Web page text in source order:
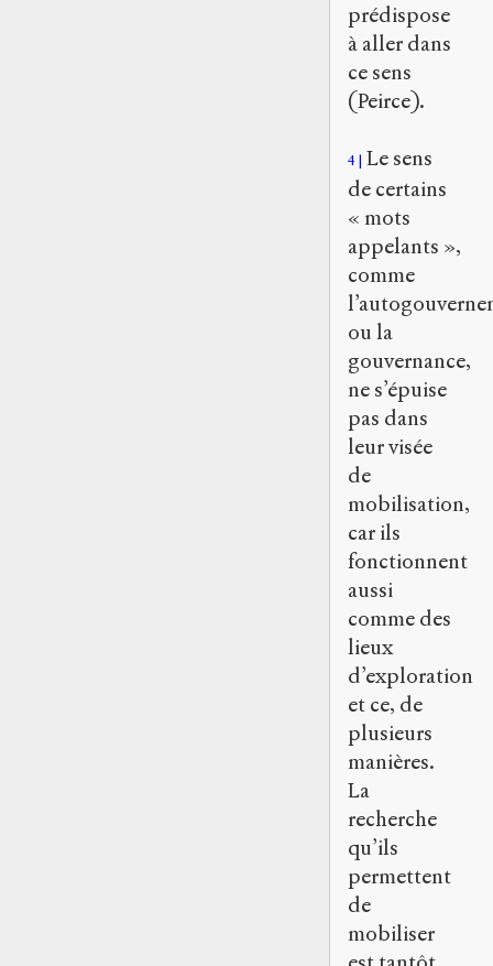
prédispose
à aller dans
ce sens
(Peirce).
4
Le sens
de certains
« mots
appelants »,
comme
ou la
gouvernance,
ne s’épuise
pas dans
leur visée
de
mobilisation,
car ils
fonctionnent
aussi
comme des
lieux
d’exploration
et ce, de
plusieurs
manières.
La
recherche
qu’ils
permettent
de
mobiliser